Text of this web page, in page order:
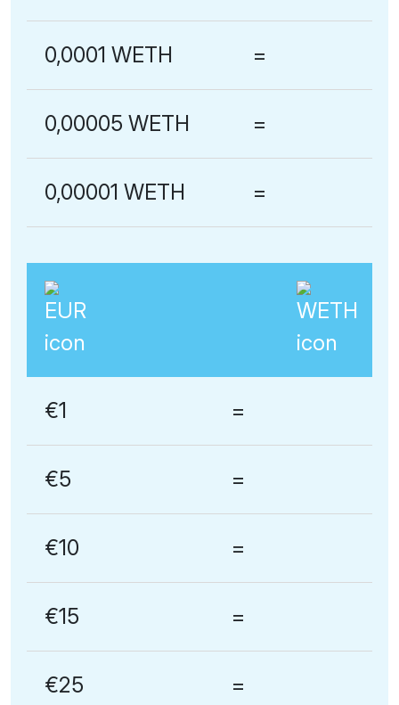
0,0001 WETH =
0,00005 WETH =
0,00001 WETH =
€1 =
€5 =
€10 =
€15 =
€25 =